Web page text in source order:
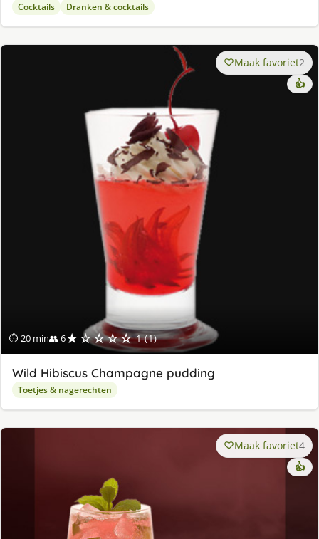
Cocktails Dranken & cocktails
⏱ 20 min👥 6★☆☆☆☆ 1 (1)
Maak favoriet2
👍
Wild Hibiscus Champagne pudding
Toetjes & nagerechten
Maak favoriet4
👍